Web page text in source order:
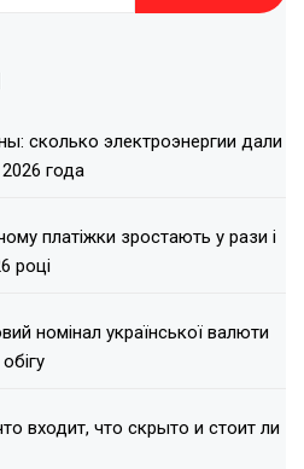
сколько электроэнергии дали
года
платіжки зростають у рази і
році
номінал української валюти
входит, что скрыто и стоит ли